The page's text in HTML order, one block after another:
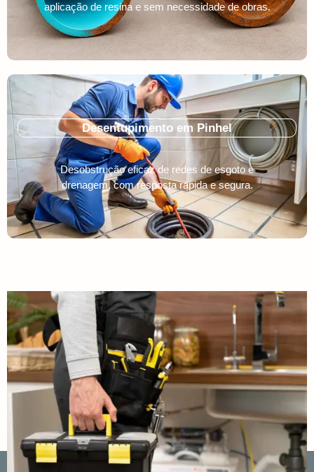
aplicação de resina e sem necessidade de obras.
Desentupimento em Pinhel
Desobstrução eficaz de redes de esgoto e
drenagem, com resposta rápida e segura.